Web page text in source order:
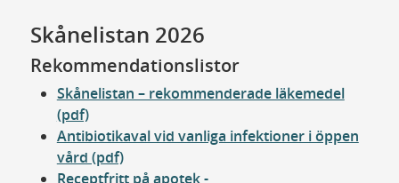
Skånelistan 2026
Rekommendationslistor
Skånelistan – rekommenderade läkemedel
(pdf)
Antibiotikaval vid vanliga infektioner i öppen
vård (pdf)
Receptfritt på apotek -